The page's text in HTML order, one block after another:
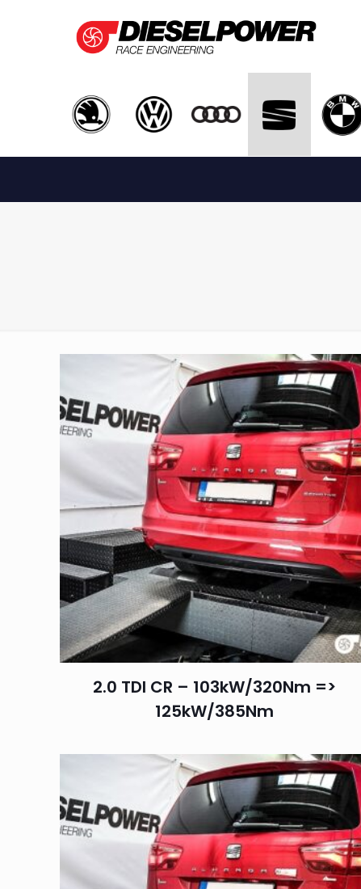
2.0 TDI CR – 103kW/320Nm =>
125kW/385Nm